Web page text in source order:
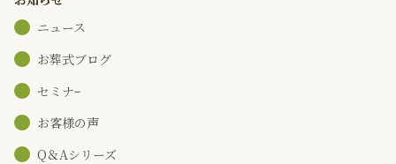
ニュース
お葬式ブログ
セミナｰ
お客様の声
Q＆Aシリーズ